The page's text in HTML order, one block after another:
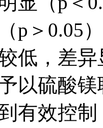
p＞0.05
低，差
以硫酸
有效控